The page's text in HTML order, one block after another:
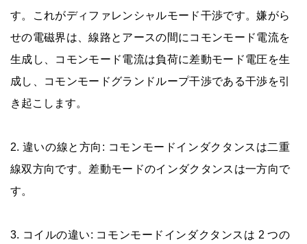
す。これがディファレンシャルモード干渉です。嫌がら
せの電磁界は、線路とアースの間にコモンモード電流を
生成し、コモンモード電流は負荷に差動モード電圧を生
成し、コモンモードグランドループ干渉である干渉を引
き起こします。
2. 違いの線と方向: コモンモードインダクタンスは二重
線双方向です。差動モードのインダクタンスは一方向で
す。
3. コイルの違い: コモンモードインダクタンスは 2 つの